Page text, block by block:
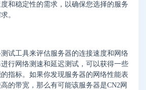
和稳定性的需求，以确保您选择的服务
。
试工具来评估服务器的连接速度和网络
行网络测速和延迟测试，可以获得一些
指标。如果你发现服务器的网络性能表
的带宽，那么有可能该服务器是CN2网